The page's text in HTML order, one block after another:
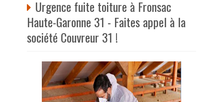
Urgence fuite toiture à Fronsac
Haute-Garonne 31 - Faites appel à la
société Couvreur 31 !